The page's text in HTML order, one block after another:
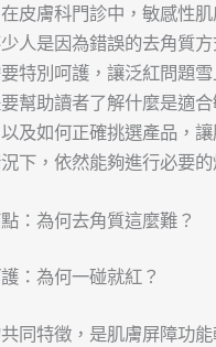
在皮膚科門診中，敏感性
人是因為錯誤的去角質
特別呵護，讓泛紅問題
幫助讀者了解什麼是適
及如何正確挑選產品，
下，依然能夠進行必要的
：為何去角質這麼難？
：為何一碰就紅？
同特徵，是肌膚屏障功能